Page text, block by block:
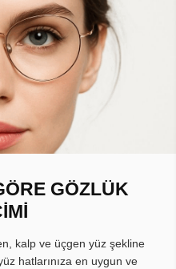
GÖZLÜK
kalp ve üçgen yüz şekline
hatlarınıza en uygun ve